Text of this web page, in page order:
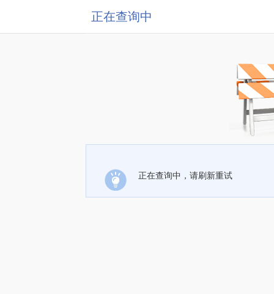
正在查询中
正在查询中，请刷新重试